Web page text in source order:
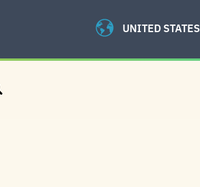
UNITED STATES